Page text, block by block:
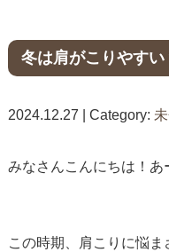
冬は肩がこりやすい
2024.12.27 | Category:
みなさんこんにちは！あ
この時期、肩こりに悩